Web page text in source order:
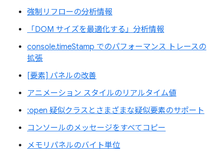
強制リフローの分析情報
「DOM サイズを最適化する」分析情報
console.timeStamp でのパフォーマンス トレースの
拡張
[要素] パネルの改善
アニメーション スタイルのリアルタイム値
:open 疑似クラスとさまざまな疑似要素のサポート
コンソールのメッセージをすべてコピー
メモリパネルのバイト単位